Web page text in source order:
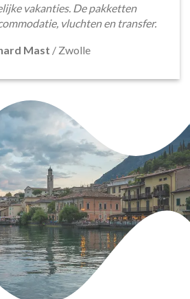
vakanties. De pakketten
vluchten en transfer.
Mast / Zwolle